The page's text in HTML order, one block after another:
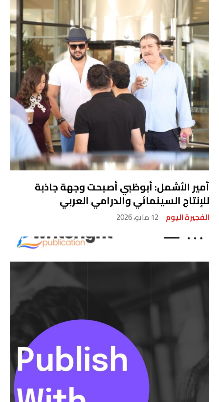
أمير الأشمل: أبوظبي أصبحت وجهة جاذبة
للإنتاج السينمائي والدرامي العربي
الفجيرة اليوم 12 مايو، 2026